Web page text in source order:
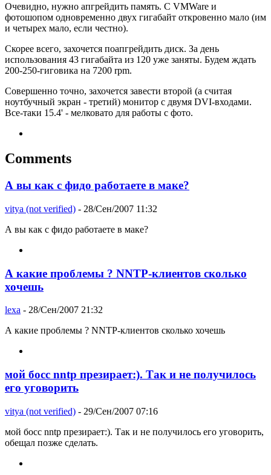
Очевидно, нужно апгрейдить память. С VMWare и
фотошопом одновременно двух гигабайт откровенно мало (им
и четырех мало, если честно).
Скорее всего, захочется поапгрейдить диск. За день
использования 43 гигабайта из 120 уже заняты. Будем ждать
200-250-гиговика на 7200 rpm.
Совершенно точно, захочется завести второй (а считая
ноутбучный экран - третий) монитор с двумя DVI-входами.
Все-таки 15.4' - мелковато для работы с фото.
Comments
А вы как с фидо работаете в маке?
vitya (not verified) - 28/Сен/2007 11:32
А вы как с фидо работаете в маке?
А какие проблемы ? NNTP-клиентов сколько
хочешь
lexa - 28/Сен/2007 21:32
А какие проблемы ? NNTP-клиентов сколько хочешь
мой босс nntp презирает:). Так и не получилось
его уговорить
vitya (not verified) - 29/Сен/2007 07:16
мой босс nntp презирает:). Так и не получилось его уговорить,
обещал позже сделать.